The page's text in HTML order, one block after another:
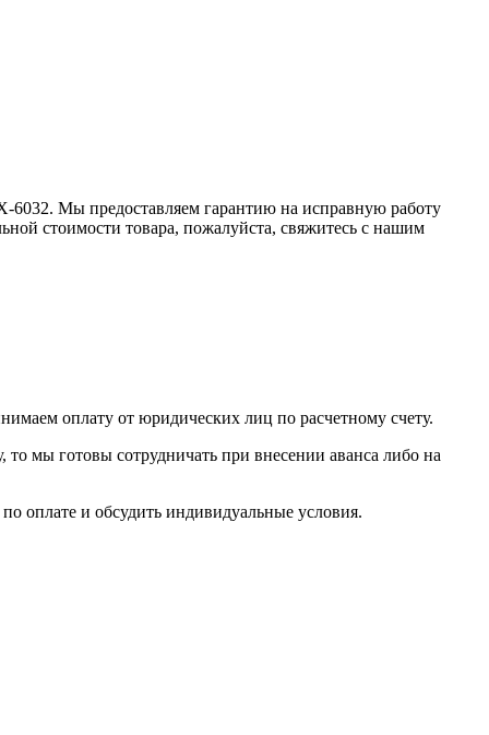
6032. Мы предоставляем гарантию на исправную работу
стоимости товара, пожалуйста, свяжитесь с нашим
оплату от юридических лиц по расчетному счету.
то мы готовы сотрудничать при внесении аванса либо на
оплате и обсудить индивидуальные условия.